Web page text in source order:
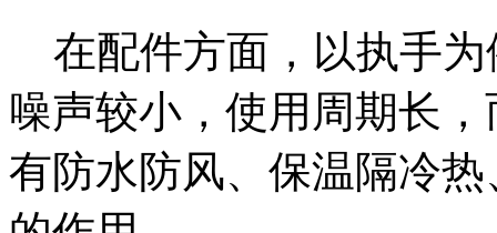
在配件方面，以执手为
噪声较小，使用周期长
有防水防风、保温隔冷